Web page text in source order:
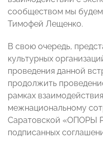
сообществом мы
Тимофей Лещенко.
В свою очередь,
культурных
проведения данной
продолжить
рамках
межнациональному
Саратовской «ОПОРЫ
подписанных